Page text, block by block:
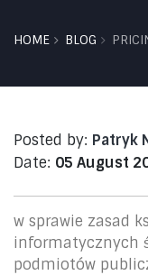
HOME BLOG
Posted by: Patryk
Date: 05 August
w sprawie zasad
informatycznych
podmiotów